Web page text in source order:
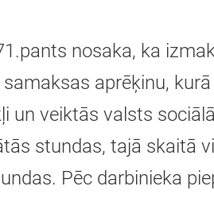
nosaka, ka
aprēķinu,
un veiktās valsts
stundas, tajā skaitā
Pēc darbinieka